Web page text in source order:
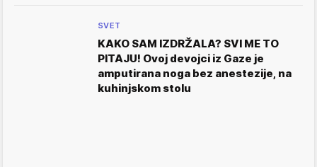
SVET
KAKO SAM IZDRŽALA? SVI ME TO
PITAJU! Ovoj devojci iz Gaze je
amputirana noga bez anestezije, na
kuhinjskom stolu